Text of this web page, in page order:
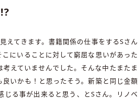
えてきます。書籍関係の仕事をするSさん
にいることに対して窮屈な思いがあった
えていませんでした。そんな中たまたま
いかも！と思ったそう。新築と同じ金額
る事が出来ると思う、とSさん。リノベ